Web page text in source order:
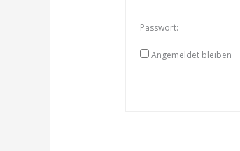
Passwort:
Angemeldet bleiben